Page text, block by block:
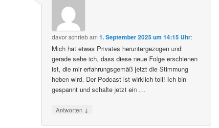
davorschriebam1. September 2025 um 14:15 Uhr:
Mich hat etwas Privates heruntergezogen und
gerade sehe ich, dass diese neue Folge erschienen
ist, die mir erfahrungsgemäß jetzt die Stimmung
heben wird. Der Podcast ist wirklich toll! Ich bin
gespannt und schalte jetzt ein …
Antworten ↓